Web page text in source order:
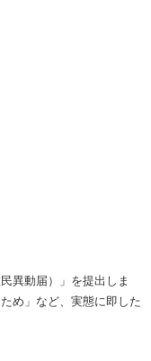
異動届）」を提出しま
め」など、実態に即した